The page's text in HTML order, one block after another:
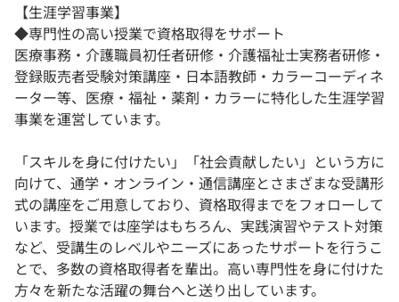
【生涯学習事業】
◆専門性の高い授業で資格取得をサポート
医療事務・介護職員初任者研修・介護福祉士実務者研修・
登録販売者受験対策講座・日本語教師・カラーコーディネ
ーター等、医療・福祉・薬剤・カラーに特化した生涯学習
事業を運営しています。
「スキルを身に付けたい」「社会貢献したい」という方に
向けて、通学・オンライン・通信講座とさまざまな受講形
式の講座をご用意しており、資格取得までをフォローして
います。授業では座学はもちろん、実践演習やテスト対策
など、受講生のレベルやニーズにあったサポートを行うこ
とで、多数の資格取得者を輩出。高い専門性を身に付けた
方々を新たな活躍の舞台へと送り出しています。